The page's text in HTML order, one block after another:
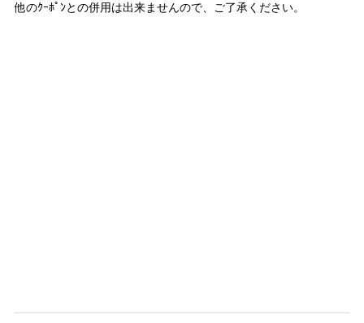
他のｸｰﾎﾟﾝとの併用は出来ませんので、ご了承ください。